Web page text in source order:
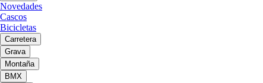
Novedades
Cascos
Bicicletas
Carretera
Grava
Montaña
BMX